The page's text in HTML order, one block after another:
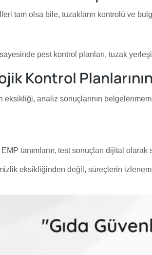
tam olsa bile, tuzakların kontrolü ve
pest kontrol planları, tuzak
Kontrol
analiz sonuçlarının
tanımlanır, test sonuçları dijital olarak
eksikliğinden değil, süreçlerin